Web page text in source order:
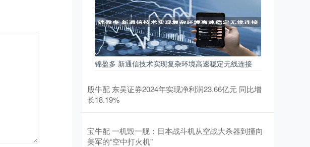
锦盈多 新通信技术实现复杂环境高速稳定无线连接
股牛配 东吴证券2024年实现净利润23.66亿元 同比增
长18.19%
宝牛配 一机毁一舰：日本战斗机从空战大杀器到撞向
美军的“空中打火机”